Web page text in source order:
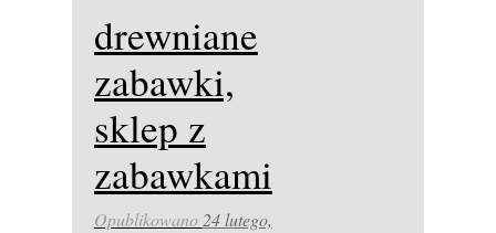
drewniane
zabawki,
sklep z
zabawkami
Opublikowano 24 lutego,